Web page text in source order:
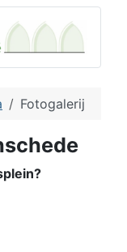
Fotogalerij